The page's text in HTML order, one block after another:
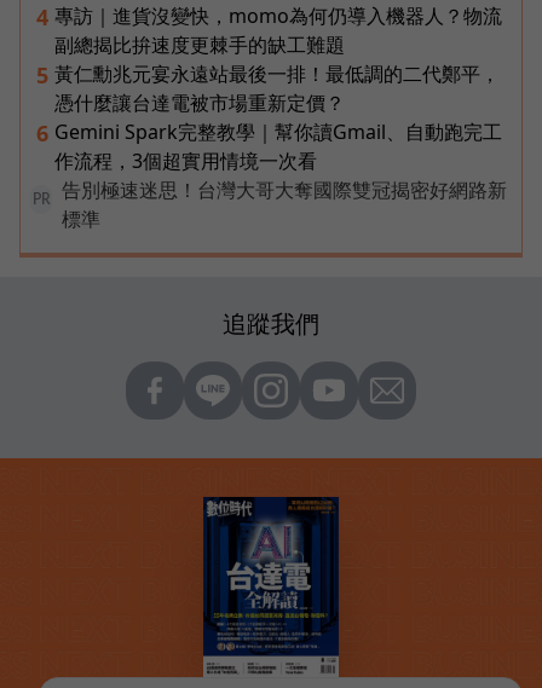
4 專訪｜進貨沒變快，momo為何仍導入機器人？物流
副總揭比拚速度更棘手的缺工難題
5 黃仁勳兆元宴永遠站最後一排！最低調的二代鄭平，
憑什麼讓台達電被市場重新定價？
6 Gemini Spark完整教學｜幫你讀Gmail、自動跑完工
作流程，3個超實用情境一次看
PR
告別極速迷思！台灣大哥大奪國際雙冠揭密好網路新
標準
追蹤我們